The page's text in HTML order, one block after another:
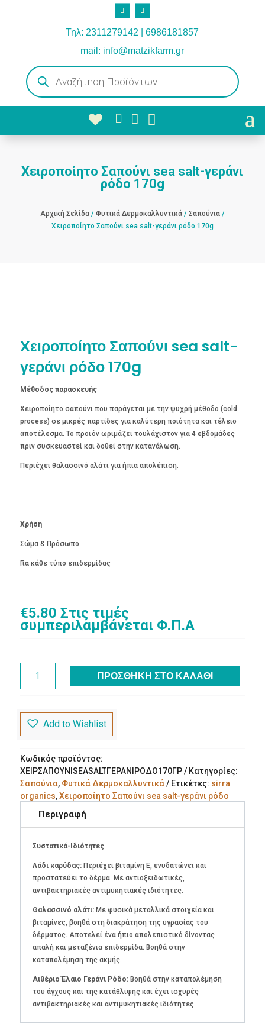
Τηλ: 2311279142 | 6986181857
mail: info@matzikfarm.gr
Products
search
  
Χειροποίητο Σαπούνι sea salt-γεράνι
ρόδο 170g
Αρχική Σελίδα/ Φυτικά Δερμοκαλλυντικά/ Σαπούνια/
Χειροποίητο Σαπούνι sea salt-γεράνι ρόδο 170g
Χειροποίητο Σαπούνι sea salt-
γεράνι ρόδο 170g
Μέθοδος παρασκευής
Χειροποίητο σαπούνι που παράγεται με την ψυχρή μέθοδο (cold
process) σε μικρές παρτίδες για καλύτερη ποιότητα και τέλειο
αποτέλεσμα. Το προϊόν ωριμάζει τουλάχιστον για 4 εβδομάδες
πριν συσκευαστεί και δοθεί στην κατανάλωση.
Περιέχει θαλασσινό αλάτι για ήπια απολέπιση.
Χρήση
Σώμα & Πρόσωπο
Για κάθε τύπο επιδερμίδας
€5.80 Στις τιμές
συμπεριλαμβάνεται Φ.Π.Α
Σαπούνι
γεράνι
ρόδο
ποσότητα
ΠΡΟΣΘΉΚΗ ΣΤΟ ΚΑΛΆΘΙ
Add to Wishlist
Κωδικός προϊόντος:
ΧΕΙΡΣΑΠΟΥΝΙSEASALTΓΕΡΑΝΙΡΟΔΟ170ΓΡ
Κατηγορίες:
Σαπούνια, Φυτικά Δερμοκαλλυντικά Ετικέτες: sirra
organics,Χειροποίητο Σαπούνι sea salt-γεράνι ρόδο
Περιγραφή
Συστατικά-Ιδιότητες
Λάδι καρύδας: Περιέχει βιταμίνη Ε, ενυδατώνει και
προστατεύει το δέρμα. Με αντιοξειδωτικές,
αντιβακτηριακές αντιμυκητιακές ιδιότητες.
Θαλασσινό αλάτι:Με φυσικά μεταλλικά στοιχεία και
βιταμίνες, βοηθά στη διακράτηση της υγρασίας του
δέρματος. Αποτελεί ένα ήπιο απολεπιστικό δίνοντας
απαλή και μεταξένια επιδερμίδα. Βοηθά στην
καταπολέμηση της ακμής.
Αιθέριο Έλαιο Γεράνι Ρόδο:Βοηθά στην καταπολέμηση
του άγχους και της κατάθλιψης και έχει ισχυρές
αντιβακτηριακές και αντιμυκητιακές ιδιότητες.